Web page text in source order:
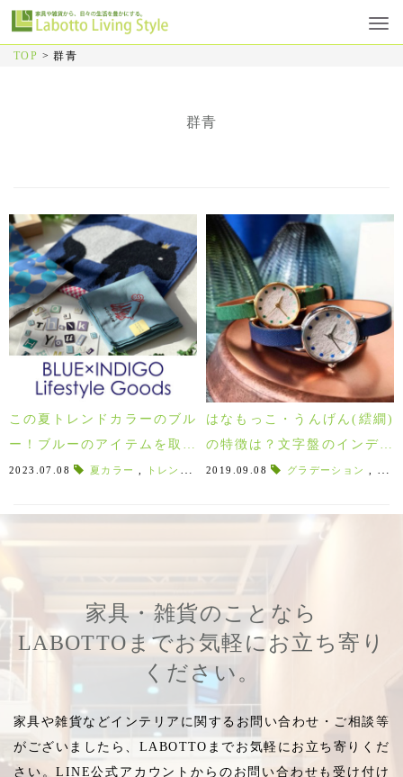
TOP >群青
群青
この夏トレンドカラーのブル
ー！ブルーのアイテムを取り
入れたライフスタイルコーデ
2023.07.08 夏カラー トレンドカラー , スカイブルー,デニムブルー
はなもっこ・うんげん(繧繝)
の特徴は？文字盤のインデッ
クスでグラデーションを取り
2019.09.08 グラデーション
家具・雑貨のことなら
LABOTTOまでお気軽にお立ち寄り
ください。
家具や雑貨などインテリアに関するお問い合わせ・ご相談等
がございましたら、LABOTTOまでお気軽にお立ち寄りくだ
さい。LINE公式アカウントからのお問い合わせも受け付け